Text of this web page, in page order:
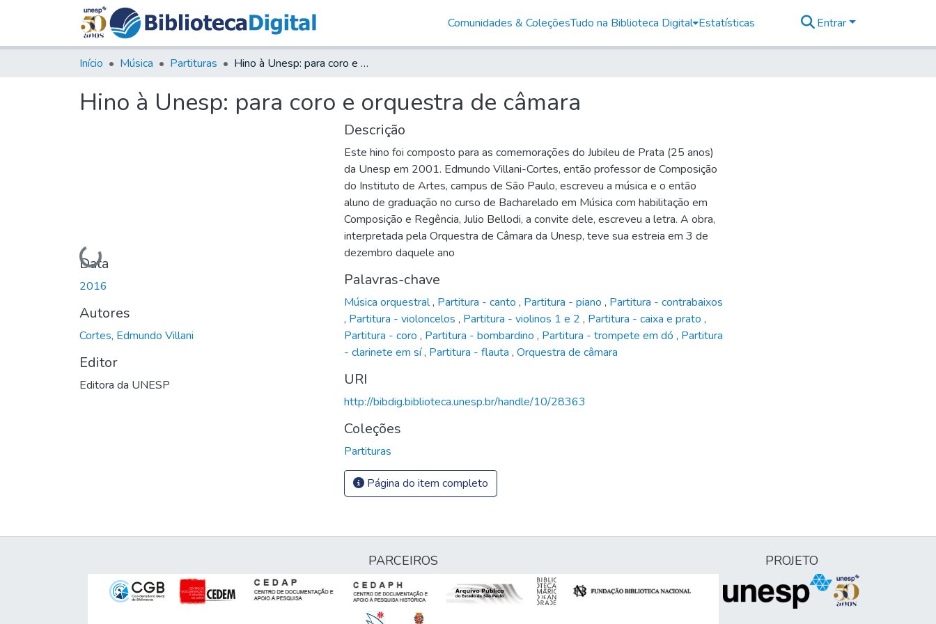
Comunidades & ColeçõesTudo na Biblioteca Digital Estatísticas Entrar
Início Música Partituras Hino à Unesp: para coro e orquestra de câmara
Hino à Unesp: para coro e orquestra de câmara
Carregando...
Data
2016
Autores
Cortes, Edmundo Villani
Editor
Editora da UNESP
Descrição
Este hino foi composto para as comemorações do Jubileu de Prata (25 anos)
da Unesp em 2001. Edmundo Villani-Cortes, então professor de Composição
do Instituto de Artes, campus de São Paulo, escreveu a música e o então
aluno de graduação no curso de Bacharelado em Música com habilitação em
Composição e Regência, Julio Bellodi, a convite dele, escreveu a letra. A obra,
interpretada pela Orquestra de Câmara da Unesp, teve sua estreia em 3 de
dezembro daquele ano
Palavras-chave
Música orquestral, Partitura - canto , Partitura - piano , Partitura - contrabaixos
, Partitura - violoncelos , Partitura - violinos 1 e 2 , Partitura - caixa e prato ,
Partitura - coro , Partitura - bombardino , Partitura - trompete em dó , Partitura
- clarinete em sí, Partitura - flauta , Orquestra de câmara
URI
http://bibdig.biblioteca.unesp.br/handle/10/28363
Coleções
Partituras
Página do item completo
PARCEIROS PROJETO